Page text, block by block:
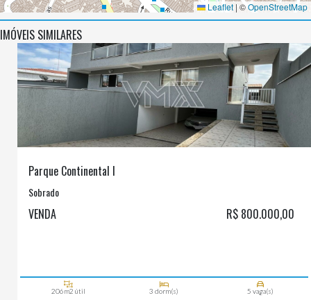
Leaflet | ©OpenStreetMap
IMÓVEIS SIMILARES
Parque Continental I
Sobrado
VENDA R$ 800.000,00
206m2 útil 3 dorm(s) 5 vaga(s)